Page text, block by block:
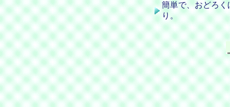
簡単で、おどろ
り。